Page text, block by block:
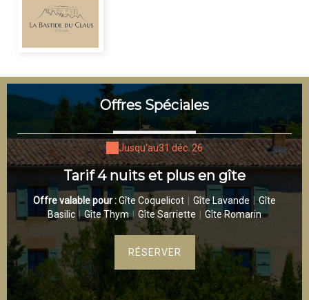
Offres Spéciales
Jusqu'au31 déc. 26
Tarif 4 nuits et plus en gîte
Offre valable pour :Gîte Coquelicot Gîte Lavande
Gîte
Basilic | Gîte Thym | Gîte Sarriette Gîte Romarin
RÉSERVER